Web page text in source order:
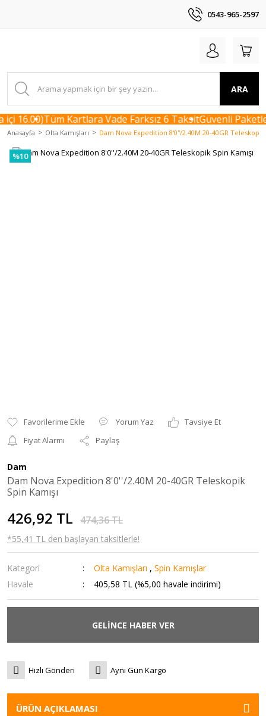
0543-965-2597
ARA
16.00)Tüm Kartlara Vade Farksız 6 TaksitGüvenli
Anasayfa Olta Kamışları Dam Nova Expedition 8'0''/2.40M 20-40GR Teleskopik
%10
Yorum Yaz
Tavsiye Et
Fiyat Alarmı
Paylaş
Dam
Dam Nova Expedition 8'0''/2.40M 20-40GR Teleskopik
Spin Kamışı
426,92 TL 474,36 TL
*55,41 TL den başlayan taksitlerle!
Kategori Olta Kamışları ,Spin Kamışlar
Havale
405,58 TL (%5,00 havale indirimi)
GELİNCE HABER VER
Hızlı Gönderi Aynı Gün Kargo
ÜRÜN AÇIKLAMASI